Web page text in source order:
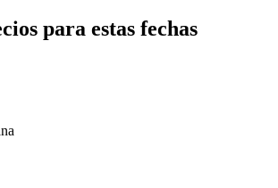
para estas fechas